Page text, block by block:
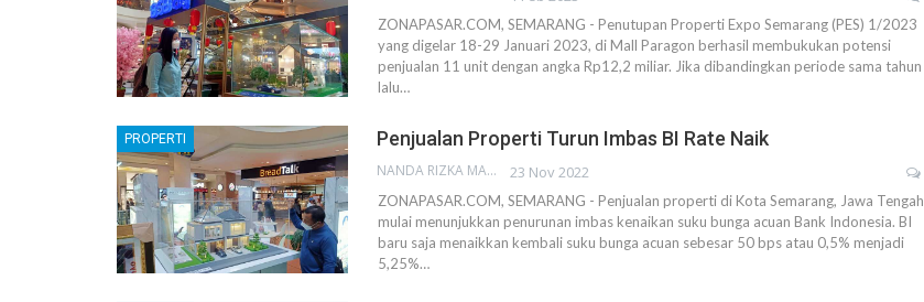
ZONAPASAR.COM, SEMARANG - Penutupan Properti Expo Semarang (PES) 1/2023
yang digelar 18-29 Januari 2023, di Mall Paragon berhasil membukukan potensi
penjualan 11 unit dengan angka Rp12,2 miliar. Jika dibandingkan periode sama tahun
lalu…
PROPERTI Penjualan Properti Turun Imbas BI Rate Naik
NANDA RIZKA MAHENDRA 23 Nov 2022
ZONAPASAR.COM, SEMARANG - Penjualan properti di Kota Semarang, Jawa Tengah
mulai menunjukkan penurunan imbas kenaikan suku bunga acuan Bank Indonesia. BI
baru saja menaikkan kembali suku bunga acuan sebesar 50 bps atau 0,5% menjadi
5,25%…